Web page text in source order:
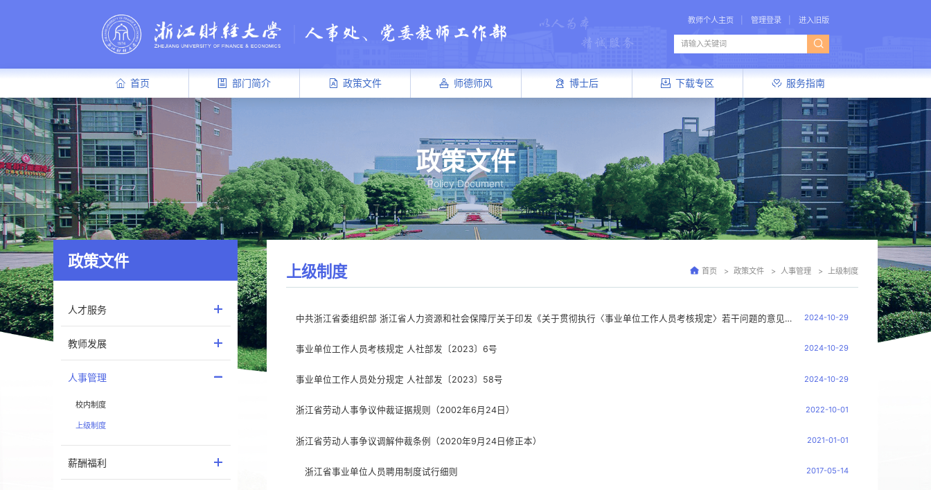
教师个人主页 管理登录 进入旧版
首页 部门简介 政策文件 师德师风 博士后 下载专区 服务指南
政策文件
Policy Document
政策文件
人才服务
教师发展
人事管理
校内制度
上级制度
薪酬福利
上级制度 首页 政策文件 人事管理 上级制度
中共浙江省委组织部 浙江省人力资源和社会保障厅关于印发《关于贯彻执行〈事业单位工作人员考核规定〉若干问题的意见》的通知 浙人社发〔2023〕68号 2024-10-29
事业单位工作人员考核规定 人社部发〔2023〕6号 2024-10-29
事业单位工作人员处分规定 人社部发〔2023〕58号 2024-10-29
浙江省劳动人事争议仲裁证据规则（2002年6月24日） 2022-10-01
浙江省劳动人事争议调解仲裁条例（2020年9月24日修正本） 2021-01-01
浙江省事业单位人员聘用制度试行细则 2017-05-14